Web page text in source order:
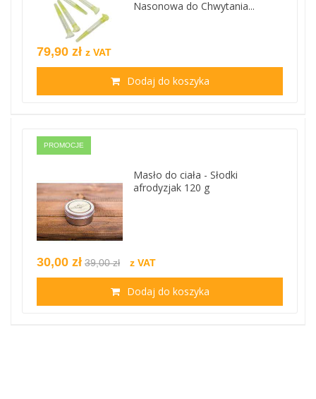
Nasonowa do Chwytania...
79,90 zł z VAT
Dodaj do koszyka
PROMOCJE
Masło do ciała - Słodki
afrodyzjak 120 g
30,00 zł 39,00 zł z VAT
Dodaj do koszyka